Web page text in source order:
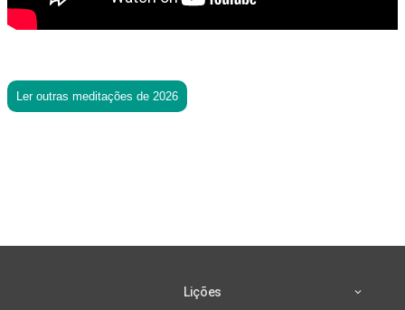
Ler outras meditações de 2026
Lições